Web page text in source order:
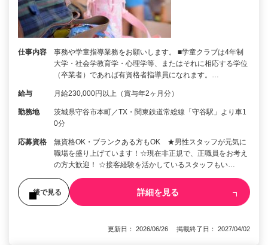
仕事内容
事務や学童指導業務をお願いします。 ■学童クラブは4年制
大学・社会学教育学・心理学等、またはそれに相応する学位
（卒業者）であれば有資格者指導員になれます。…
給与 月給230,000円以上（賞与年2ヶ月分）
勤務地
茨城県守谷市本町／TX・関東鉄道常総線「守谷駅」より車1
0分
応募資格
無資格OK・ブランクある方もOK ★男性スタッフが元気に
職場を盛り上げています！☆現在非正規で、正職員をお考え
の方大歓迎！ ☆接客経験を活かしているスタッフもい…
後で見る 詳細を見る
更新日： 2026/06/26 掲載終了日： 2027/04/02